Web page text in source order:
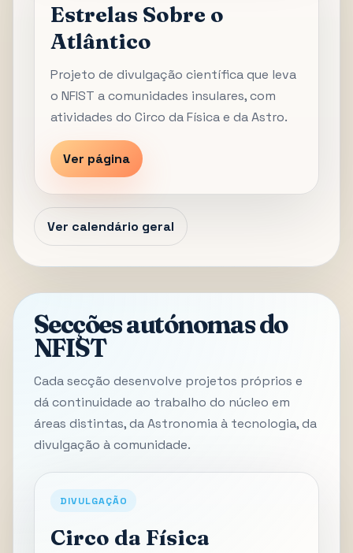
Estrelas Sobre o
Atlântico
Projeto de divulgação científica que leva
o NFIST a comunidades insulares, com
atividades do Circo da Física e da Astro.
Ver página
Ver calendário geral
Secções autónomas do
NFIST
Cada secção desenvolve projetos próprios e
dá continuidade ao trabalho do núcleo em
áreas distintas, da Astronomia à tecnologia, da
divulgação à comunidade.
DIVULGAÇÃO
Circo da Física